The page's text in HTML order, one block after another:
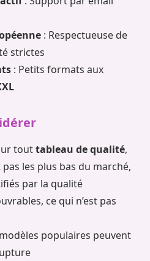
: Respectueuse de
strictes
: Petits formats aux
touttableau de qualité,
les plus bas du marché,
par la qualité
ce qui n’est pas
populaires peuvent